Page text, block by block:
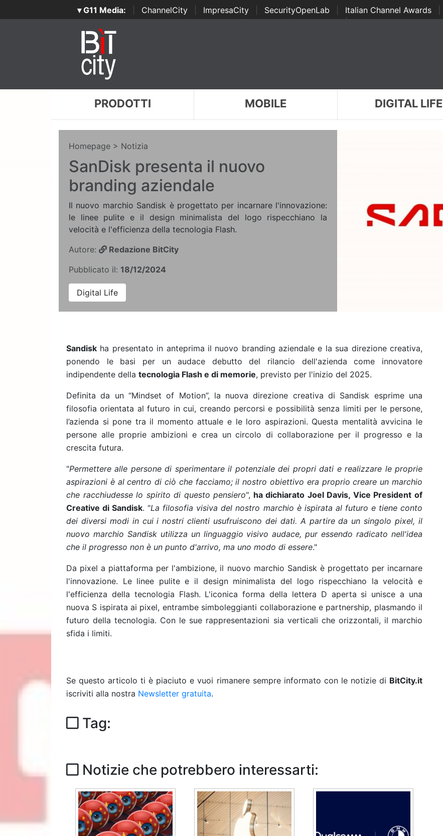
▾ G11 Media: ChannelCity ImpresaCity SecurityOpenLab Italian Channel Awards
Awards | ...
PRODOTTI MOBILE DIGITAL LIFE
Homepage > Notizia
SanDisk presenta il nuovo
branding aziendale
Il nuovo marchio Sandisk è progettato per incarnare l'innovazione:
le linee pulite e il design minimalista del logo rispecchiano la
velocità e l'efficienza della tecnologia Flash.
Autore:
Redazione BitCity
Pubblicato il: 18/12/2024
Digital Life
Sandisk ha presentato in anteprima il nuovo branding aziendale e la sua direzione creativa,
ponendo le basi per un audace debutto del rilancio dell'azienda come innovatore
indipendente della tecnologia Flash e di memorie, previsto per l'inizio del 2025.
Definita da un “Mindset of Motion”, la nuova direzione creativa di Sandisk esprime una
filosofia orientata al futuro in cui, creando percorsi e possibilità senza limiti per le persone,
l’azienda si pone tra il momento attuale e le loro aspirazioni. Questa mentalità avvicina le
persone alle proprie ambizioni e crea un circolo di collaborazione per il progresso e la
crescita futura.
"Permettere alle persone di sperimentare il potenziale dei propri dati e realizzare le proprie
aspirazioni è al centro di ciò che facciamo; il nostro obiettivo era proprio creare un marchio
che racchiudesse lo spirito di questo pensiero", ha dichiarato Joel Davis, Vice President of
Creative di Sandisk. "La filosofia visiva del nostro marchio è ispirata al futuro e tiene conto
dei diversi modi in cui i nostri clienti usufruiscono dei dati. A partire da un singolo pixel, il
nuovo marchio Sandisk utilizza un linguaggio visivo audace, pur essendo radicato nell'idea
che il progresso non è un punto d'arrivo, ma uno modo di essere."
Da pixel a piattaforma per l'ambizione, il nuovo marchio Sandisk è progettato per incarnare
l'innovazione. Le linee pulite e il design minimalista del logo rispecchiano la velocità e
l'efficienza della tecnologia Flash. L'iconica forma della lettera D aperta si unisce a una
nuova S ispirata ai pixel, entrambe simboleggianti collaborazione e partnership, plasmando il
futuro della tecnologia. Con le sue rappresentazioni sia verticali che orizzontali, il marchio
sfida i limiti.
Se questo articolo ti è piaciuto e vuoi rimanere sempre informato con le notizie di BitCity.it
iscriviti alla nostra Newsletter gratuita.
Tag:
Notizie che potrebbero interessarti: